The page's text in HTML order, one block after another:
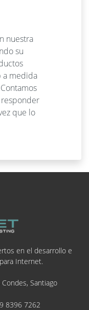
nuestra
su
a medida
responder
que lo
en el desarrollo e
Internet.
Santiago
8396 7262